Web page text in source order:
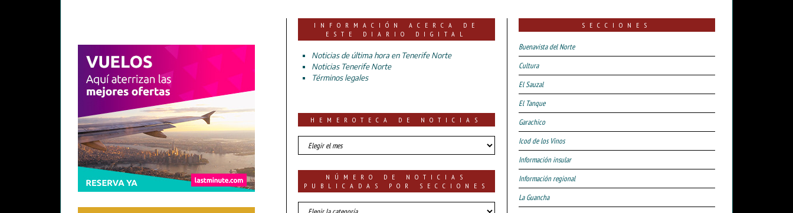
INFORMACIÓN ACERCA DE
ESTE DIARIO DIGITAL
Noticias de última hora en Tenerife Norte
Noticias Tenerife Norte
Términos legales
HEMEROTECA DE NOTICIAS
HEMEROTECA
DE
NÚMERO DE NOTICIAS
PUBLICADAS POR SECCIONES
número
SECCIONES
Buenavista del Norte
Cultura
El Sauzal
El Tanque
Garachico
Icod de los Vinos
Información insular
Información regional
La Guancha